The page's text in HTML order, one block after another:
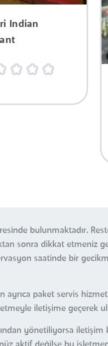
Indian
bulunmaktadır.
sonra dikkat etmeniz
saatinde bir
ayrıca paket servis
iletişime geçerek
yönetiliyorsa